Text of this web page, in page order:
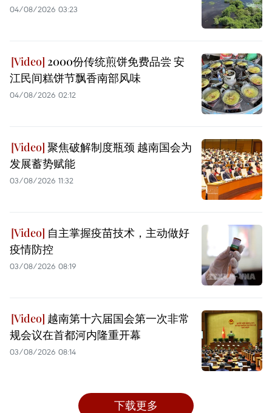
04/08/2026 03:23
2000份传统煎饼免费品尝 安
江民间糕饼节飘香南部风味
04/08/2026 02:12
聚焦破解制度瓶颈 越南国会为
发展蓄势赋能
03/08/2026 11:32
自主掌握疫苗技术，主动做好
疫情防控
03/08/2026 08:19
越南第十六届国会第一次非常
规会议在首都河内隆重开幕
03/08/2026 08:14
下载更多